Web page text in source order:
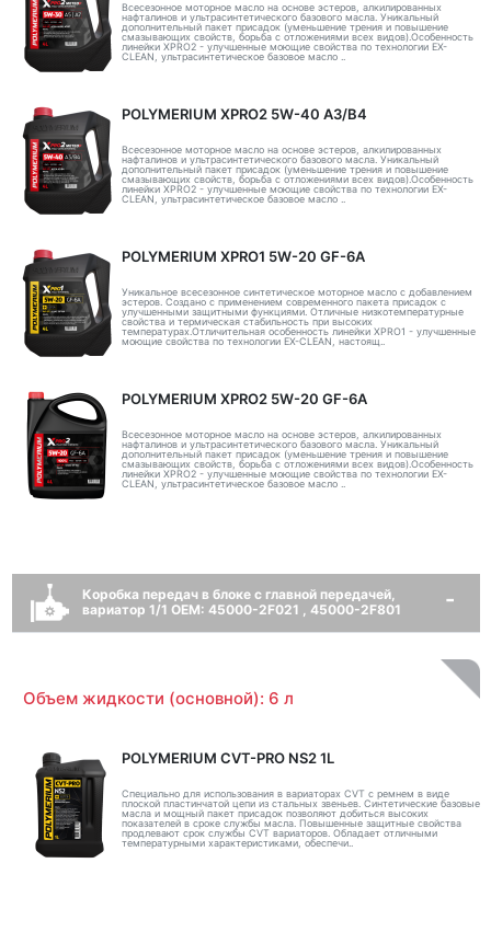
Всесезонное моторное масло на основе эстеров, алкилированных
нафталинов и ультрасинтетического базового масла. Уникальный
дополнительный пакет присадок (уменьшение трения и повышение
смазывающих свойств, борьба с отложениями всех видов).Особенность
линейки XPRO2 - улучшенные моющие свойства по технологии EX-
CLEAN, ультрасинтетическое базовое масло ..
POLYMERIUM XPRO2 5W-40 A3/B4
Всесезонное моторное масло на основе эстеров, алкилированных
нафталинов и ультрасинтетического базового масла. Уникальный
дополнительный пакет присадок (уменьшение трения и повышение
смазывающих свойств, борьба с отложениями всех видов).Особенность
линейки XPRO2 - улучшенные моющие свойства по технологии EX-
CLEAN, ультрасинтетическое базовое масло ..
POLYMERIUM XPRO1 5W-20 GF-6A
Уникальное всесезонное синтетическое моторное масло с добавлением
эстеров. Создано с применением современного пакета присадок с
улучшенными защитными функциями. Отличные низкотемпературные
свойства и термическая стабильность при высоких
температурах.Отличительная особенность линейки XPRO1 - улучшенные
моющие свойства по технологии EX-CLEAN, настоящ..
POLYMERIUM XPRO2 5W-20 GF-6A
Всесезонное моторное масло на основе эстеров, алкилированных
нафталинов и ультрасинтетического базового масла. Уникальный
дополнительный пакет присадок (уменьшение трения и повышение
смазывающих свойств, борьба с отложениями всех видов).Особенность
линейки XPRO2 - улучшенные моющие свойства по технологии EX-
CLEAN, ультрасинтетическое базовое масло ..
Коробка передач в блоке с главной передачей,
вариатор 1/1 OEM: 45000-2F021 , 45000-2F801
Объем жидкости (основной): 6 л
POLYMERIUM CVT-PRO NS2 1L
Специально для использования в вариаторах CVT с ремнем в виде
плоской пластинчатой цепи из стальных звеньев. Синтетические базовые
масла и мощный пакет присадок позволяют добиться высоких
показателей в сроке службы масла. Повышенные защитные свойства
продлевают срок службы CVT вариаторов. Обладает отличными
температурными характеристиками, обеспечи..